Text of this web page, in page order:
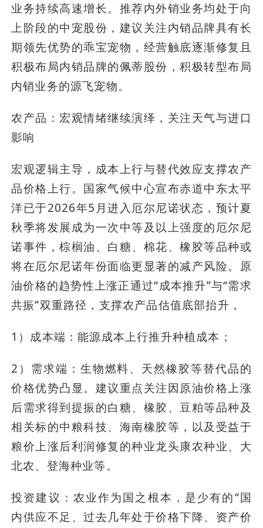
业务持续高速增长。推荐内外销业务均处于向
上阶段的中宠股份，建议关注内销品牌具有长
期领先优势的乖宝宠物，经营触底逐渐修复且
积极布局内销品牌的佩蒂股份，积极转型布局
内销业务的源飞宠物。
农产品：宏观情绪继续演绎，关注天气与进口
影响
宏观逻辑主导，成本上行与替代效应支撑农产
品价格上行。国家气候中心宣布赤道中东太平
洋已于2026年5月进入厄尔尼诺状态，预计夏
秋季将发展成为一次中等及以上强度的厄尔尼
诺事件，棕榈油、白糖、棉花、橡胶等品种或
将在厄尔尼诺年份面临更显著的减产风险。原
油价格的趋势性上涨正通过“成本推升”与“需求
共振”双重路径，支撑农产品估值底部抬升，
1）成本端：能源成本上行推升种植成本；
2）需求端：生物燃料、天然橡胶等替代品的
价格优势凸显。建议重点关注因原油价格上涨
后需求得到提振的白糖、橡胶、豆粕等品种及
相关标的中粮科技、海南橡胶等，以及受益于
粮价上涨后利润修复的种业龙头康农种业、大
北农、登海种业等。
投资建议：农业作为国之根本，是少有的“国
内供应不足、过去几年处于价格下降、资产价